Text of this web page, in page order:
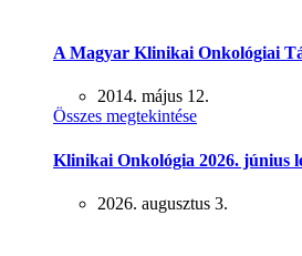
A Magyar Klinikai Onkológiai
2014. május 12.
Összes megtekintése
Klinikai Onkológia 2026. június
2026. augusztus 3.